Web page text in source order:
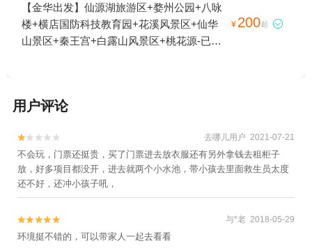
【金华出发】仙源湖旅游区+婺州公园+八咏
楼+横店国防科技教育园+花溪风景区+仙华
山景区+秦王宫+白露山风景区+桃花源-已下
园+地下长河景区+郭洞古生态村+寿仙谷+义
+清水湾沁温泉+灵岩景区+华夏文化园+金华
府城隍庙+神丽峡+金华人民广场+东阳卢宅
景区+郭洞祭祖+金华双龙风景旅游区+明清
宫苑+东阳花园-已下线+义乌海洋世界+舞龙
流+金华美地南山漂流+金华龙潭大峡谷+兰
溪名果山庄+牛头山国家森林公园+寺平古村
¥ 200起 
用户评论

 去哪儿用户 2021-07-21
不会玩，门票还挺贵，买了门票进去放衣服还有另外拿钱去租柜子
放，好多项目都没开，进去就两个小水池，带小孩去里面救生员太度
还不好，还冲小孩子吼，

 与*老 2018-05-29
环境挺不错的，可以带家人一起去看看